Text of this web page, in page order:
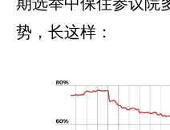
势，长这样：